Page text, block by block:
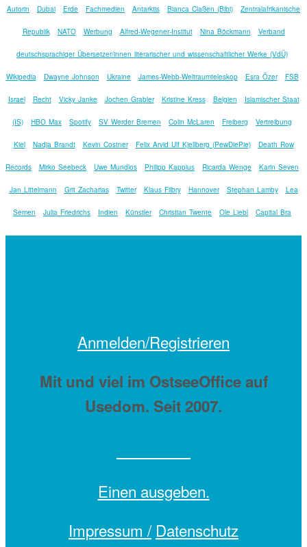
Autorin Dubai Erde Fachmedien Antarktis Bianca Claßen (Bibi) Zentralafrikanische
Republik NATO Werbung Alfred-Wegener-Institut Nina Böckmann Verband
deutschsprachiger Übersetzer/innen literarischer und wissenschaftlicher Werke (VdÜ)
Wikipedia Dwayne Johnson Ukraine James-Webb-Weltraumteleskop Esra Özer FSB
Israel Recht Vicky Janke Jochen Grabler Kristine Kress Belgien Islamischer Staat
(IS) HBO Max Spotify SV Werder Bremen Colin McLaren Freiberg Vertreibung
Kiel Nadja Brandt Kevin Costner Felix Arvid Ulf Kjellberg (PewDiePie) Death Row
Records Mirko Seebeck Uwe Mundlos Philipp Kappius Ricarda Wenge Karin Seven
Jan Littelmann Grit Zacharias Twitter Klaus Filbry Hannover Stephan Lamby Lea
Semen Julia Friedrichs Indien Künstler Christian Twente Ole Liebl Capital Bra
Anmelden/Registrieren
Mit und viel im OstseeOffice auf
Usedom. Seit 2007.
Einen ausgeben.
Impressum / Datenschutz